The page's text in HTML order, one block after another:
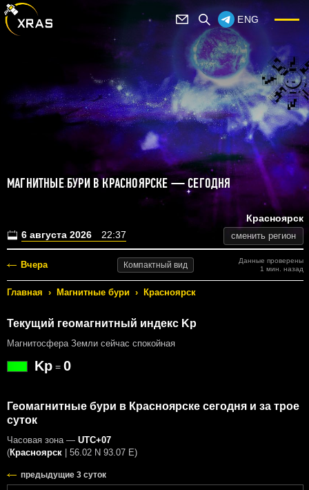
ENG
МАГНИТНЫЕ БУРИ В КРАСНОЯРСКЕ — СЕГОДНЯ
6 августа 2026 22:37
Красноярск
сменить регион
Вчера Компактный вид
Данные проверены
1 мин. назад
Главная › Магнитные бури › Красноярск
Текущий геомагнитный индекс Kp
Магнитосфера Земли сейчас спокойная
Kp = 0
Геомагнитные бури в Красноярске сегодня и за трое
суток
Часовая зона — UTC+07
(Красноярск | 56.02 N 93.07 E)
предыдущие 3 суток